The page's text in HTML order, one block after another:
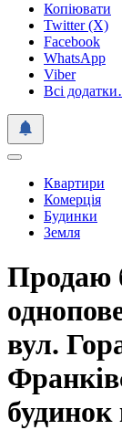
Копіювати
Twitter (X)
Facebook
WhatsApp
Viber
Всі
Квартири
Комерція
Будинки
Земля
Продаю
вул.